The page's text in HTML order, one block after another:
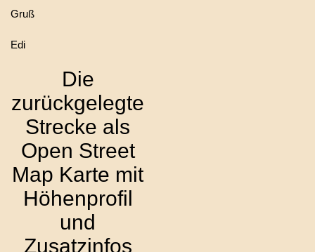
Gruß
Edi
Die
zurückgelegte
Strecke als
Open Street
Map Karte mit
Höhenprofil
und
Zusatzinfos